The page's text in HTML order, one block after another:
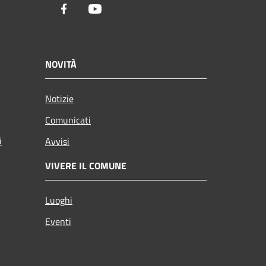
Facebook
NOVITÀ
Notizie
Comunicati
Avvisi
VIVERE IL COMUNE
Luoghi
Eventi